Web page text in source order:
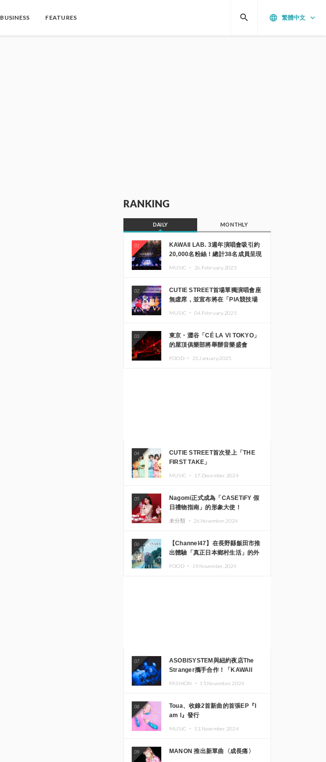
BUSINESS FEATURES language 繁體中文 keyboard_arrow_down
search
RANKING
DAILY MONTHLY
01
KAWAII LAB. 3週年演唱會吸引約
20,000名粉絲！總計38名成員呈現
MUSIC ・ 26.February.2025
02
CUTIE STREET首場單獨演唱會座
無虛席，並宣布將在「PIA競技場
MUSIC ・ 04.February.2025
03
東京・澀谷「CÉ LA VI TOKYO」
的屋頂俱樂部將舉辦音樂盛會
FOOD ・ 21.January.2025
04
CUTIE STREET首次登上「THE
FIRST TAKE」
MUSIC ・ 17.December.2024
05
Nagomi正式成為「CASETiFY 假
日禮物指南」的形象大使！
未分類 ・ 26.November.2024
06
【Channel47】在長野縣飯田市推
出體驗「真正日本鄉村生活」的外
FOOD ・ 19.November.2024
07
ASOBISYSTEM與紐約夜店The
Stranger攜手合作！「KAWAII
FASHION ・ 15.November.2024
08
Toua、收錄2首新曲的首張EP『I
am I』發行
MUSIC ・ 13.November.2024
09 MANON 推出新單曲〈成長痛〉